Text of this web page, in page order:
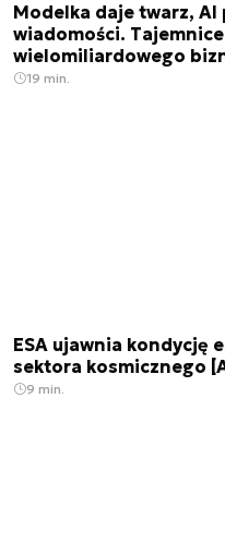
Modelka daje twarz, AI
wiadomości. Tajemnice
wielomiliardowego
19 min.
ESA ujawnia kondycję
sektora kosmicznego
9 min.